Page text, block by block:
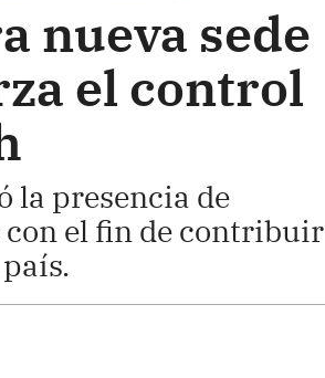
nueva sede
el control
la presencia de
el fin de contribuir